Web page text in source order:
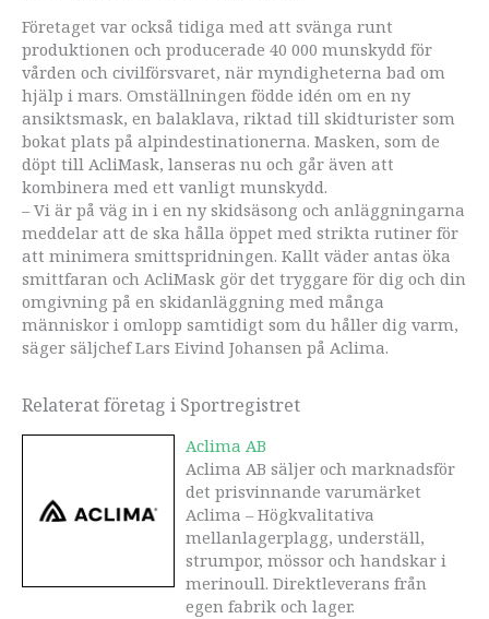
Företaget var också tidiga med att svänga runt
produktionen och producerade 40 000 munskydd för
vården och civilförsvaret, när myndigheterna bad om
hjälp i mars. Omställningen födde idén om en ny
ansiktsmask, en balaklava, riktad till skidturister som
bokat plats på alpindestinationerna. Masken, som de
döpt till AcliMask, lanseras nu och går även att
kombinera med ett vanligt munskydd.
– Vi är på väg in i en ny skidsäsong och anläggningarna
meddelar att de ska hålla öppet med strikta rutiner för
att minimera smittspridningen. Kallt väder antas öka
smittfaran och AcliMask gör det tryggare för dig och din
omgivning på en skidanläggning med många
människor i omlopp samtidigt som du håller dig varm,
säger säljchef Lars Eivind Johansen på Aclima.
Relaterat företag i Sportregistret
Aclima AB
Aclima AB säljer och marknadsför
det prisvinnande varumärket
Aclima – Högkvalitativa
mellanlagerplagg, underställ,
strumpor, mössor och handskar i
merinoull. Direktleverans från
egen fabrik och lager.